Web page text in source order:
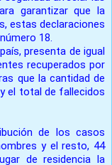
garantizar que la
estas declaraciones
18.
presenta de igual
recuperados por
que la cantidad de
el total de fallecidos
de los casos
y el resto, 44
de residencia la